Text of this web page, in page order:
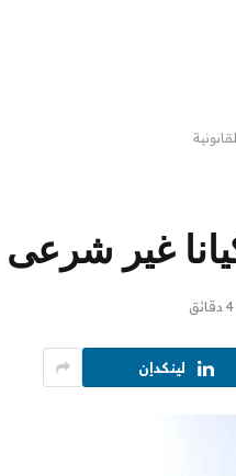
4 دقائق
لينكدإن